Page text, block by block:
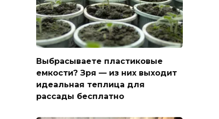
Выбрасываете пластиковые
емкости? Зря — из них выходит
идеальная теплица для
рассады бесплатно